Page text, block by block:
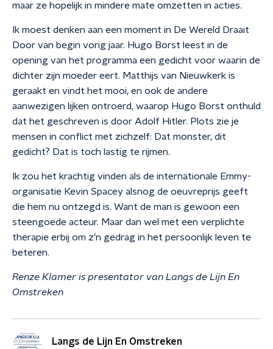
maar ze hopelijk in mindere mate omzetten in acties.
Ik moest denken aan een moment in De Wereld Draait
Door van begin vorig jaar. Hugo Borst leest in de
opening van het programma een gedicht voor waarin de
dichter zijn moeder eert. Matthijs van Nieuwkerk is
geraakt en vindt het mooi, en ook de andere
aanwezigen lijken ontroerd, waarop Hugo Borst onthuld
dat het geschreven is door Adolf Hitler. Plots zie je
mensen in conflict met zichzelf: Dat monster, dit
gedicht? Dat is toch lastig te rijmen.
Ik zou het krachtig vinden als de internationale Emmy-
organisatie Kevin Spacey alsnog de oeuvreprijs geeft
die hem nu ontzegd is. Want de man is gewoon een
steengoede acteur. Maar dan wel met een verplichte
therapie erbij om z’n gedrag in het persoonlijk leven te
beteren.
Renze Klamer is presentator van Langs de Lijn En
Omstreken
Langs de Lijn En Omstreken